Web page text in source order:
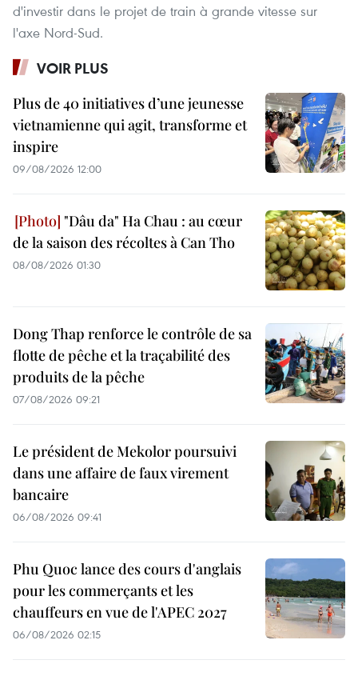
d'investir dans le projet de train à grande vitesse sur
l'axe Nord-Sud.
VOIR PLUS
Plus de 40 initiatives d’une jeunesse
vietnamienne qui agit, transforme et
inspire
09/08/2026 12:00
"Dâu da" Ha Chau : au cœur
de la saison des récoltes à Can Tho
08/08/2026 01:30
Dong Thap renforce le contrôle de sa
flotte de pêche et la traçabilité des
produits de la pêche
07/08/2026 09:21
Le président de Mekolor poursuivi
dans une affaire de faux virement
bancaire
06/08/2026 09:41
Phu Quoc lance des cours d'anglais
pour les commerçants et les
chauffeurs en vue de l'APEC 2027
06/08/2026 02:15